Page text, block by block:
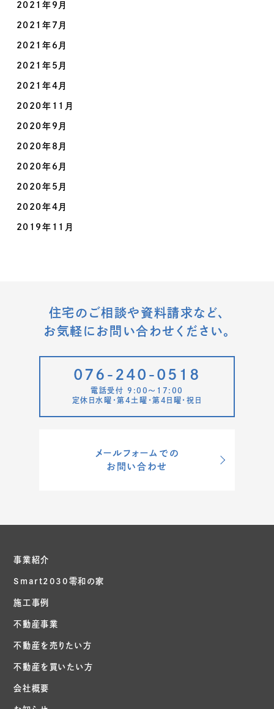
2021年9月
2021年7月
2021年6月
2021年5月
2021年4月
2020年11月
2020年9月
2020年8月
2020年6月
2020年5月
2020年4月
2019年11月
住宅のご相談や資料請求など、
お気軽にお問い合わせください。
076-240-0518
電話受付 9:00〜17:00
定休日水曜・第4土曜・第4日曜・祝日
メールフォームでの
お問い合わせ
事業紹介
Smart2030零和の家
施工事例
不動産事業
不動産を売りたい方
不動産を買いたい方
会社概要